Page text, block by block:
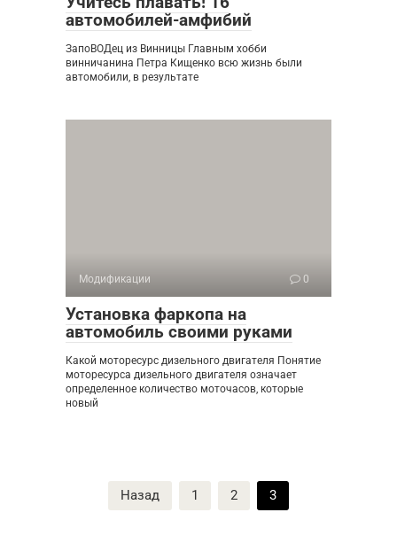
автомобилей-амфибий
ЗапоВОДец из Винницы Главным хобби
винничанина Петра Кищенко всю жизнь были
автомобили, в результате
Модификации 0
Установка фаркопа на
автомобиль своими руками
Какой моторесурс дизельного двигателя Понятие
моторесурса дизельного двигателя означает
определенное количество моточасов, которые
новый
Назад 1 2 3